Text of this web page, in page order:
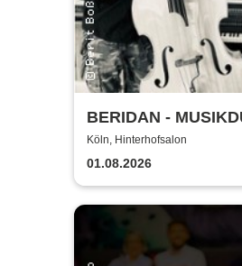
BERIDAN -
KLAVIER &
Köln, Hinterhofsalon
01.08.2026